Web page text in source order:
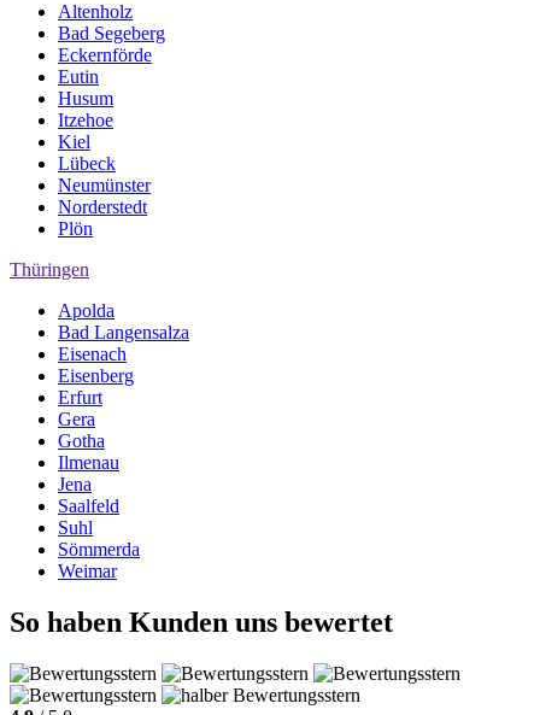
Altenholz
Bad Segeberg
Eckernförde
Eutin
Husum
Itzehoe
Kiel
Lübeck
Neumünster
Norderstedt
Plön
Thüringen
Apolda
Bad Langensalza
Eisenach
Eisenberg
Erfurt
Gera
Gotha
Ilmenau
Jena
Saalfeld
Suhl
Sömmerda
Weimar
So haben Kunden uns bewertet